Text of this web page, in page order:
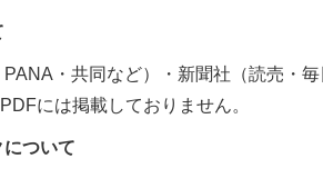
・共同など）・新聞社（読売・
には掲載しておりません。
ついて